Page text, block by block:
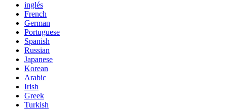
inglés
French
German
Portuguese
Spanish
Russian
Japanese
Korean
Arabic
Irish
Greek
Turkish